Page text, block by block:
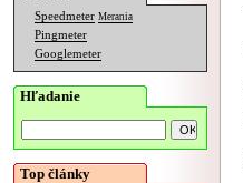
Speedmeter Merania
Pingmeter
Googlemeter
Hľadanie
Top články